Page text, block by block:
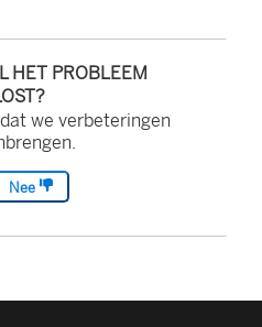
HET PROBLEEM
we verbeteringen
Nee